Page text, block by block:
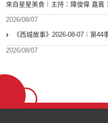
來自星星美食︱主持：陳俊偉 嘉賓
2026/08/07
《西城故事》2026-08-07︱第
2026/08/07